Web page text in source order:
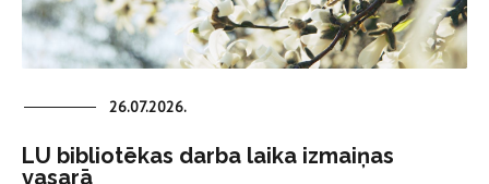
26.07.2026.
LU bibliotēkas darba laika izmaiņas
vasarā